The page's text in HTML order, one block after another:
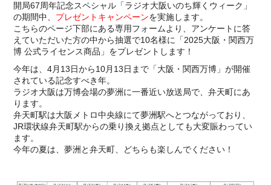
開局67周年記念スペシャル「ラジオ大阪いのち輝くウィーク」
の期間中、 プレゼントキャンペーンを実施します。
こちらのページ下部にある専用フォームより、アンケートに答
えていただいた方の中から抽選で10名様に「2025大阪・関西万
博 公式ライセンス商品」をプレゼントします！
今年は、4月13日から10月13日まで「大阪・関西万博」が開催
されている記念すべき年。
ラジオ大阪は万博会場の夢洲に一番近い放送局で、弁天町にあ
ります。
弁天町駅は大阪メトロ中央線にて夢洲駅へとつながっており、
JR環状線弁天町駅からの乗り換え拠点としても大変賑わってい
ます。
今年の夏は、夢洲と弁天町、どちらも楽しんでください！